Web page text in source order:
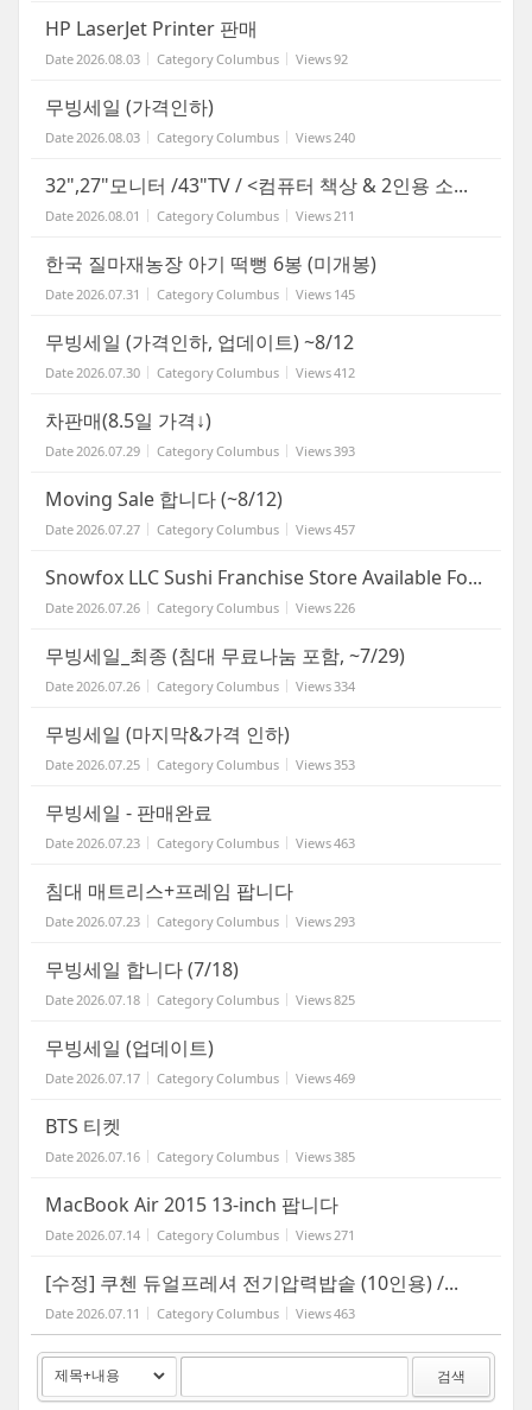
HP LaserJet Printer 판매
Date2026.08.03 CategoryColumbus Views92
무빙세일 (가격인하)
Date2026.08.03 CategoryColumbus Views240
32",27"모니터 /43"TV / <컴퓨터 책상 & 2인용 소...
Date2026.08.01 CategoryColumbus Views211
한국 질마재농장 아기 떡뻥 6봉 (미개봉)
Date2026.07.31 CategoryColumbus Views 145
무빙세일 (가격인하, 업데이트) ~8/12
Date2026.07.30 CategoryColumbus Views412
차판매(8.5일 가격↓)
Date2026.07.29 CategoryColumbus Views393
Moving Sale 합니다 (~8/12)
Date2026.07.27 CategoryColumbus Views457
Snowfox LLC Sushi Franchise Store Available Fo...
Date2026.07.26 CategoryColumbus Views226
무빙세일_최종 (침대 무료나눔 포함, ~7/29)
Date2026.07.26 CategoryColumbus Views334
무빙세일 (마지막&가격 인하)
Date2026.07.25 CategoryColumbus Views353
무빙세일 - 판매완료
Date2026.07.23 CategoryColumbus Views463
침대 매트리스+프레임 팝니다
Date2026.07.23 CategoryColumbus Views293
무빙세일 합니다 (7/18)
Date2026.07.18 CategoryColumbus Views825
무빙세일 (업데이트)
Date2026.07.17 CategoryColumbus Views469
BTS 티켓
Date2026.07.16 CategoryColumbus Views385
MacBook Air 2015 13-inch 팝니다
Date2026.07.14 CategoryColumbus Views271
[수정] 쿠첸 듀얼프레셔 전기압력밥솥 (10인용) /...
Date2026.07.11 CategoryColumbus Views463
검색